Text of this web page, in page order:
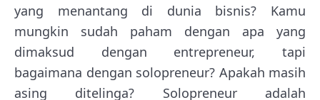
yang menantang di dunia bisnis? Kamu
mungkin sudah paham dengan apa yang
dimaksud dengan entrepreneur, tapi
bagaimana dengan solopreneur? Apakah masih
asing ditelinga? Solopreneur adalah